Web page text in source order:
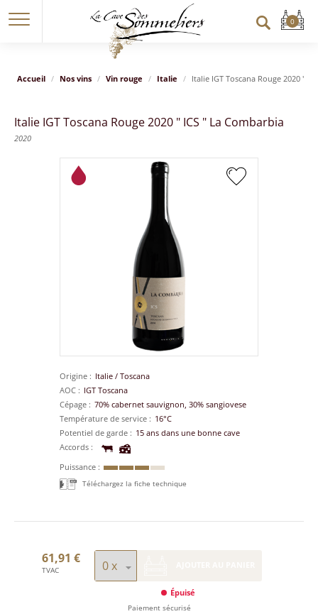
Accueil Nos vins Vin rouge Italie Italie IGT Toscana Rouge 2020 "
Italie IGT Toscana Rouge 2020 " ICS " La Combarbia
2020
Origine Italie / Toscana
AOC
IGT Toscana
Cépage
70% cabernet sauvignon, 30% sangiovese
Température de service
16°C
Potentiel de garde
15 ans dans une bonne cave
Accords
Puissance
Téléchargez la fiche technique
61,91 €
TVAC
Épuisé
Paiement sécurisé